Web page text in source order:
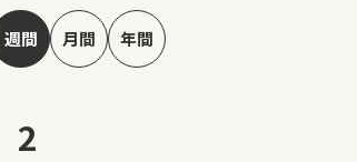
週間 月間 年間
2